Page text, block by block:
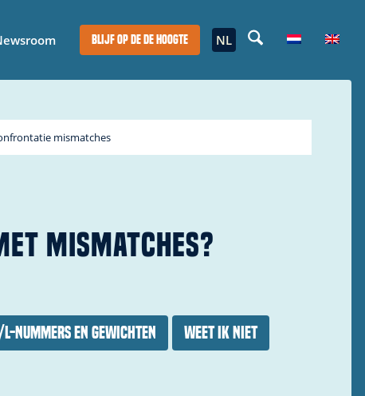
Blijf op de de hoogte NL
mismatches
MISMATCHES?
nummers en gewichten Weet ik niet